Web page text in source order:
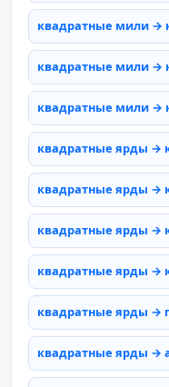
квадратные мили →
квадратные мили →
квадратные мили
квадратные ярды →
квадратные ярды →
квадратные ярды →
квадратные ярды →
квадратные ярды →
квадратные ярды →